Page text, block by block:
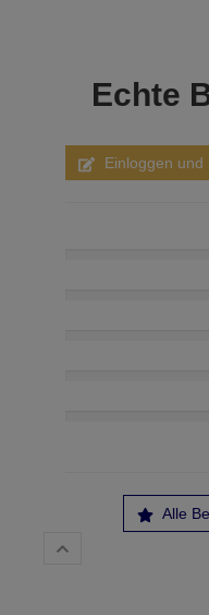
Echte
Einloggen und
Alle